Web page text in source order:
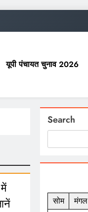
यूपी पंचायत चुनाव 2026
Search
सोम
मंगल